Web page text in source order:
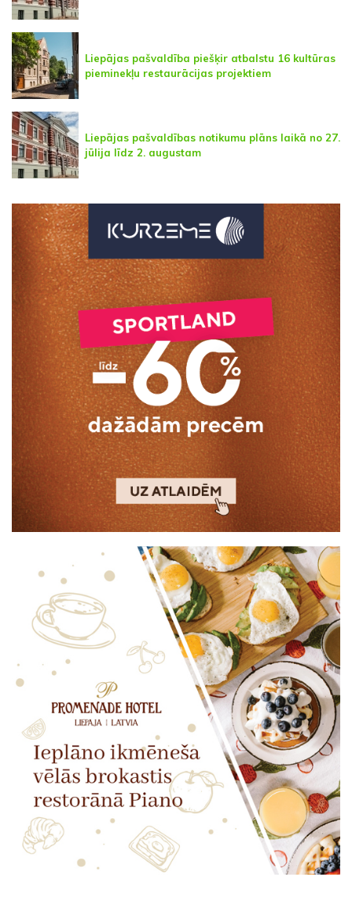
Liepājas pašvaldība piešķir atbalstu 16 kultūras
pieminekļu restaurācijas projektiem
Liepājas pašvaldības notikumu plāns laikā no 27.
jūlija līdz 2. augustam